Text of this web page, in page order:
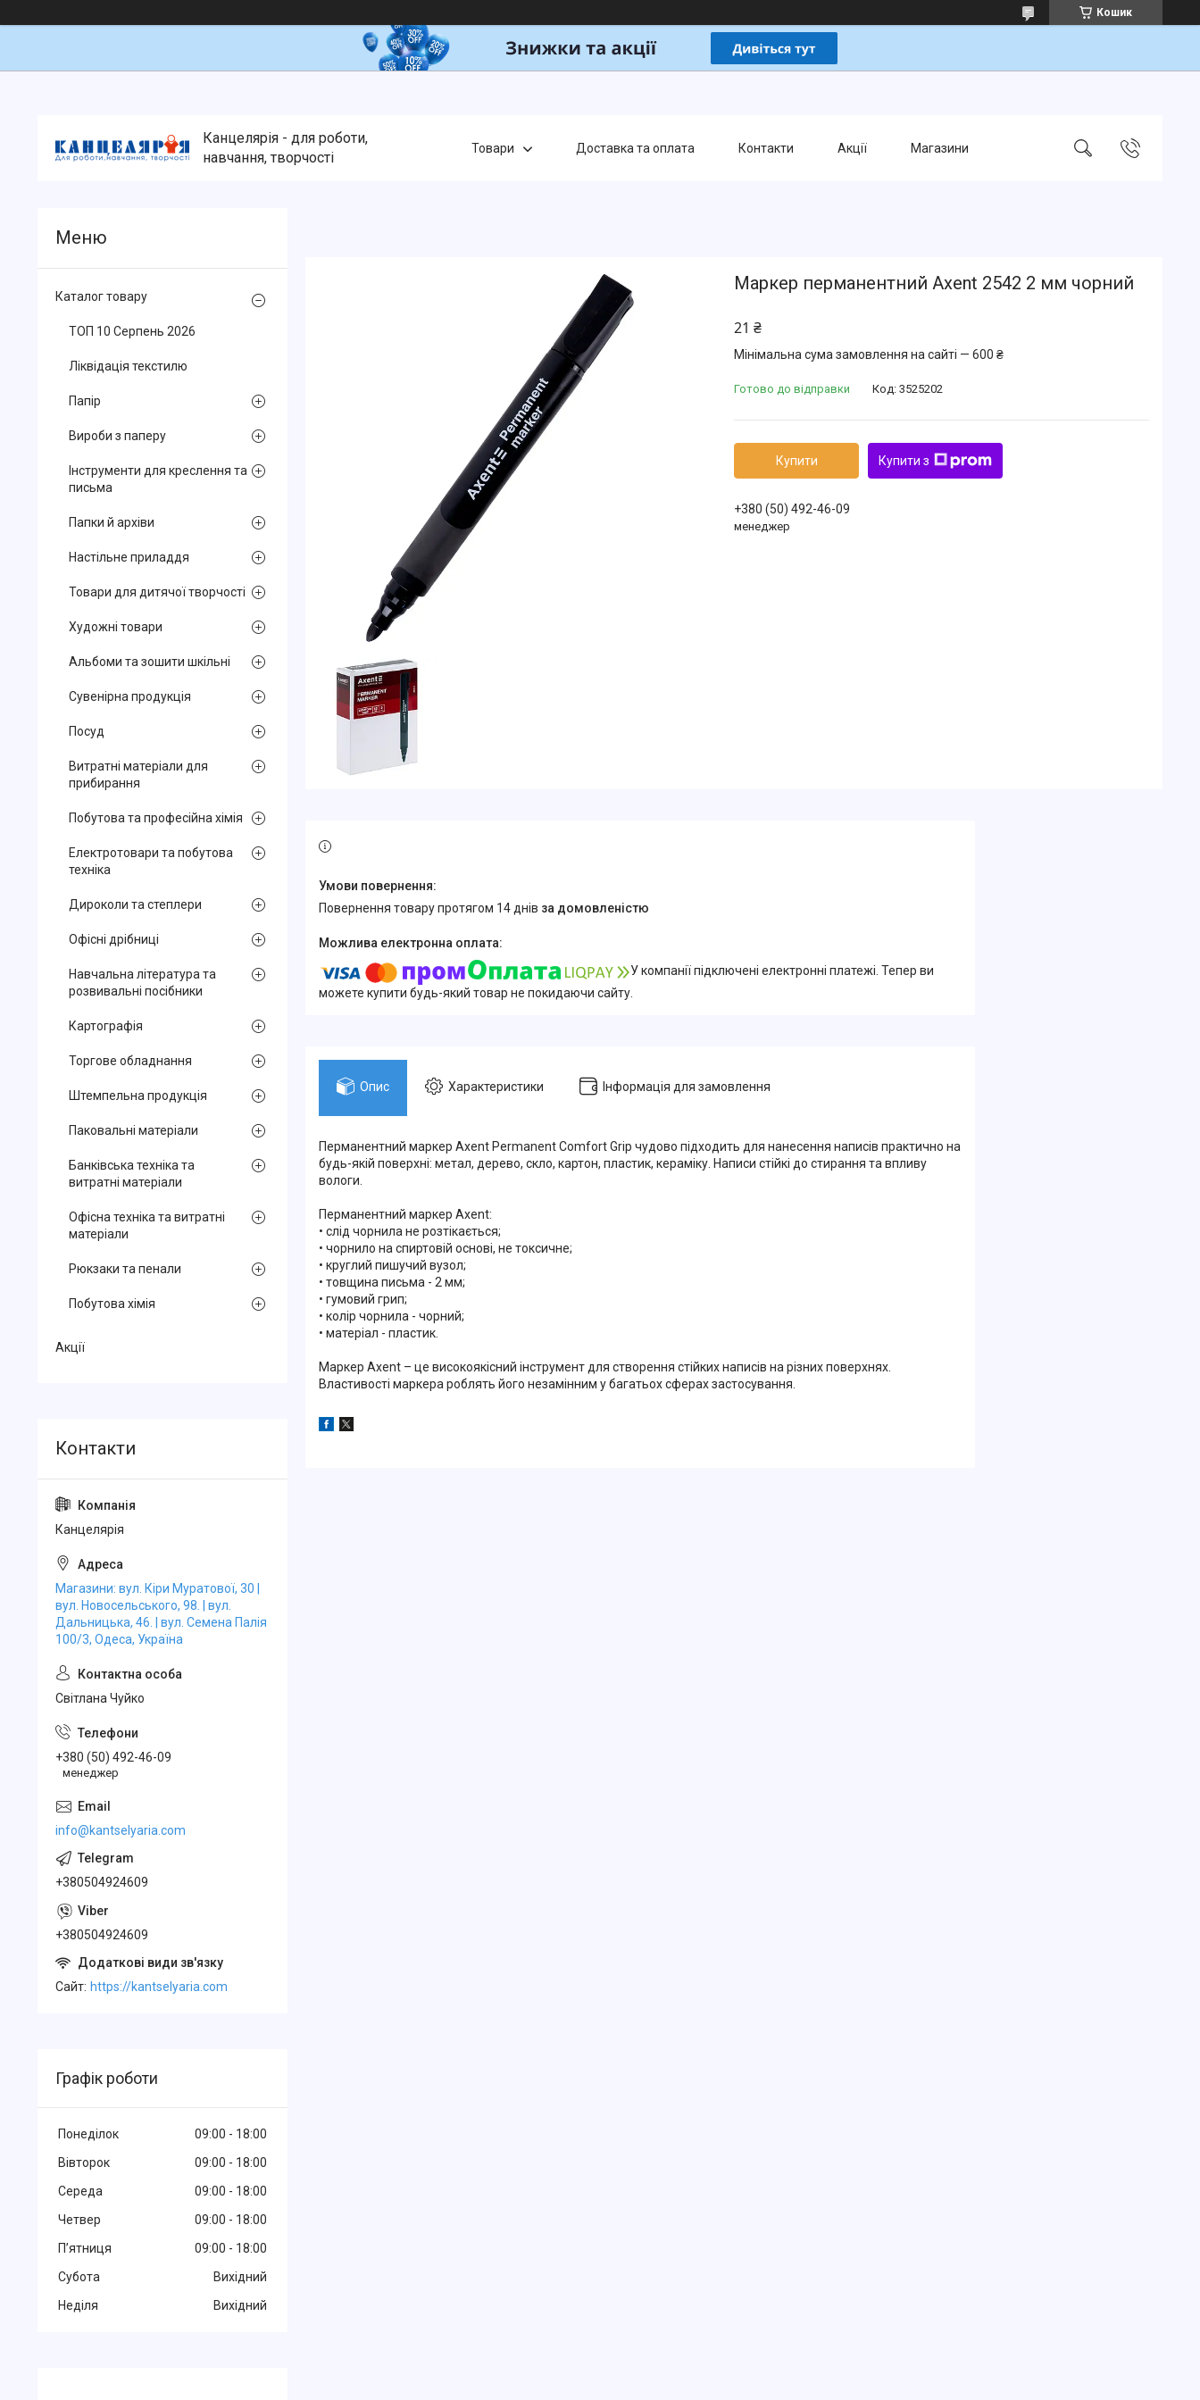
Кошик
Канцелярія - для роботи,
навчання, творчості
Товари Доставка та оплата Контакти Акції Магазини
Маркер перманентний Axent 2542 2 мм чорний
21 ₴
Мінімальна сума замовлення на сайті — 600 ₴
Готово до відправки Код: 3525202
Купити Купити з
+380 (50) 492-46-09
менеджер
повернення товару протягом 14 днів за домовленістю
У компанії підключені електронні платежі. Тепер ви
можете купити будь-який товар не покидаючи сайту.
Опис Характеристики Інформація для замовлення
Перманентний маркер Axent Permanent Comfort Grip чудово підходить для нанесення написів практично на
будь-якій поверхні: метал, дерево, скло, картон, пластик, кераміку. Написи стійкі до стирання та впливу
вологи.
Перманентний маркер Axent:
• слід чорнила не розтікається;
• чорнило на спиртовій основі, не токсичне;
• круглий пишучий вузол;
• товщина письма - 2 мм;
• гумовий грип;
• колір чорнила - чорний;
• матеріал - пластик.
Маркер Axent – це високоякісний інструмент для створення стійких написів на різних поверхнях.
Властивості маркера роблять його незамінним у багатьох сферах застосування.
Каталог товару
ТОП 10 Серпень 2026
Ліквідація текстилю
Папір
Вироби з паперу
Інструменти для креслення та
письма
Папки й архіви
Настільне приладдя
Товари для дитячої творчості
Художні товари
Альбоми та зошити шкільні
Сувенірна продукція
Посуд
Витратні матеріали для
прибирання
Побутова та професійна хімія
Електротовари та побутова
техніка
Дироколи та степлери
Офісні дрібниці
Навчальна література та
розвивальні посібники
Картографія
Торгове обладнання
Штемпельна продукція
Паковальні матеріали
Банківська техніка та
витратні матеріали
Офісна техніка та витратні
матеріали
Рюкзаки та пенали
Побутова хімія
Акції
Канцелярiя
Магазини: вул. Кіри Муратової, 30 |
вул. Новосельського, 98. | вул.
Дальницька, 46. | вул. Семена Палія
100/3, Одеса, Україна
Свiтлана Чуйко
+380 (50) 492-46-09
менеджер
info@kantselyaria.com
+380504924609
+380504924609
Cайт https://kantselyaria.com
Графік роботи
Понеділок 09:00
18:00
Вівторок
09:00
18:00
Середа
09:00
18:00
Четвер
09:00
18:00
Пʼятниця
09:00
18:00
Субота
Вихідний
Неділя
Вихідний